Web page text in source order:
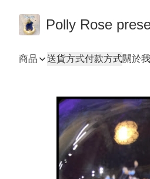
Polly Rose
商品 送貨方式付款方式關於